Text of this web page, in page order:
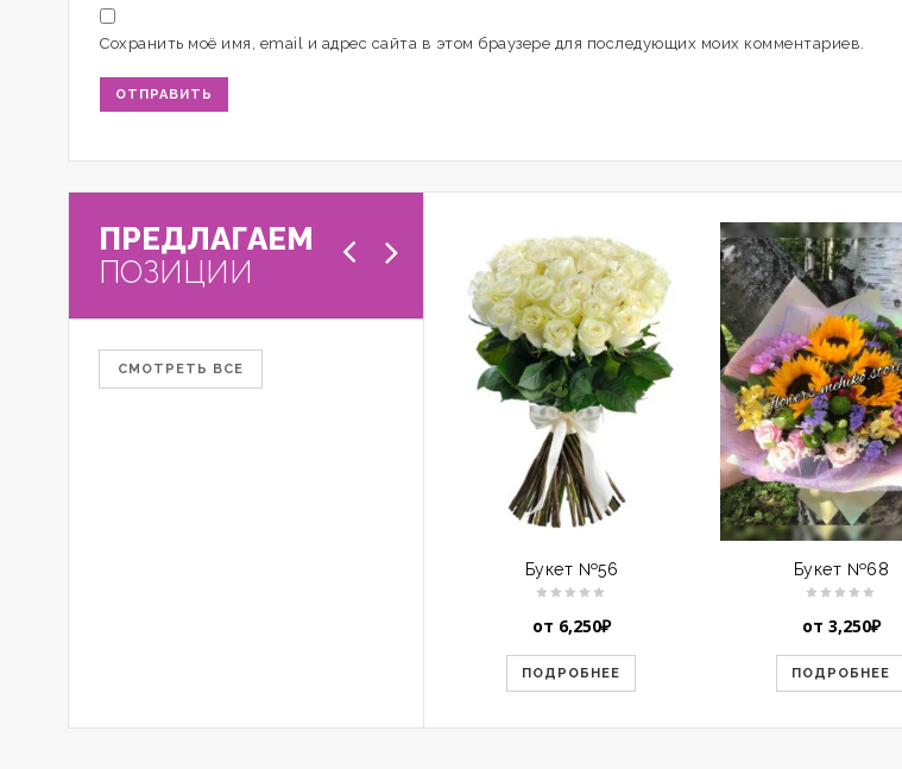
Сохранить моё имя, email и адрес сайта в этом браузере для последующих моих комментариев.
ПРЕДЛАГАЕМ
ПОЗИЦИИ
СМОТРЕТЬ ВСЕ
Букет №56
от 6,250₽
ПОДРОБНЕЕ
Букет №68
от 3,250₽
ПОДРОБНЕЕ